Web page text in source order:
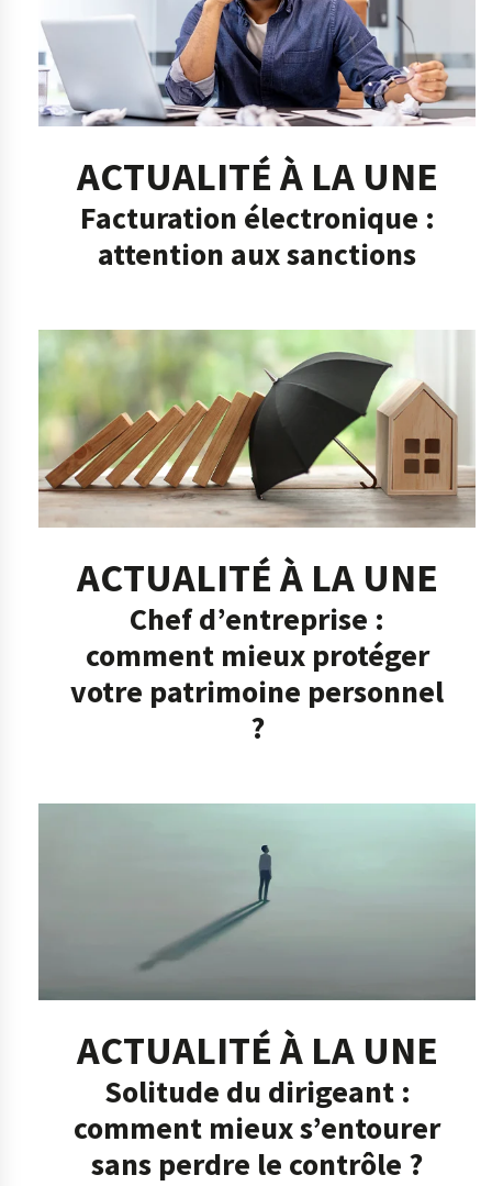
ACTUALITÉ À LA UNE
Facturation électronique :
attention aux sanctions
ACTUALITÉ À LA UNE
Chef d’entreprise :
comment mieux protéger
votre patrimoine personnel
?
ACTUALITÉ À LA UNE
Solitude du dirigeant :
comment mieux s’entourer
sans perdre le contrôle ?